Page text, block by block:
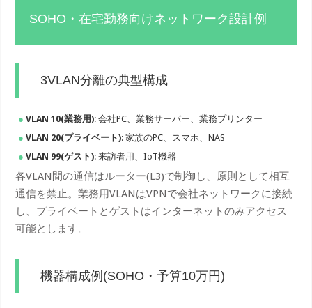
SOHO・在宅勤務向けネットワーク設計例
3VLAN分離の典型構成
VLAN 10(業務用): 会社PC、業務サーバー、業務プリンター
VLAN 20(プライベート): 家族のPC、スマホ、NAS
VLAN 99(ゲスト): 来訪者用、IoT機器
各VLAN間の通信はルーター(L3)で制御し、原則として相互
通信を禁止。業務用VLANはVPNで会社ネットワークに接続
し、プライベートとゲストはインターネットのみアクセス
可能とします。
機器構成例(SOHO・予算10万円)